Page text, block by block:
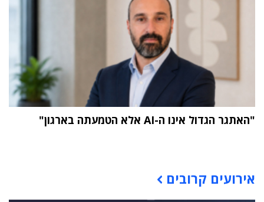
"האתגר הגדול אינו ה-AI אלא הטמעתה בארגון"
אירועים קרובים